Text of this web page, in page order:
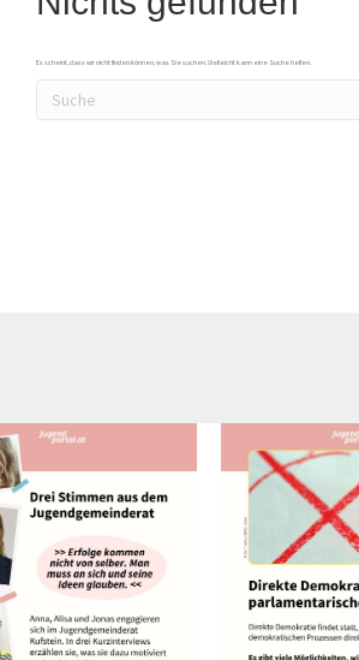
Es scheint, dass wir nicht finden können, was Sie suchen. Vielleicht kann eine Suche helfen.